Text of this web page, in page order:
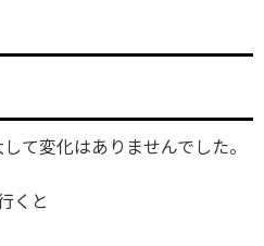
て変化はありませんでした。
くと